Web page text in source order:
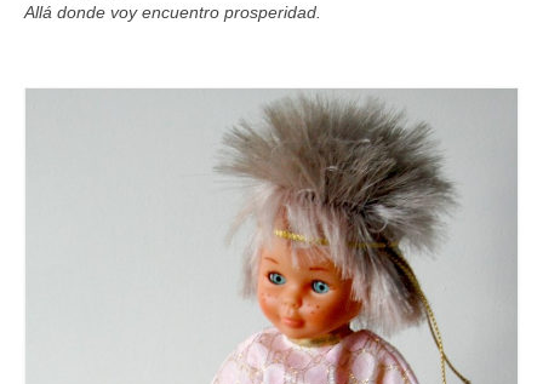
Allá donde voy encuentro prosperidad.